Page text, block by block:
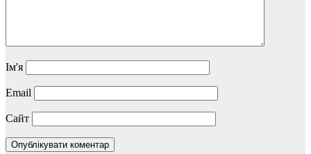
Ім'я
Email
Сайт